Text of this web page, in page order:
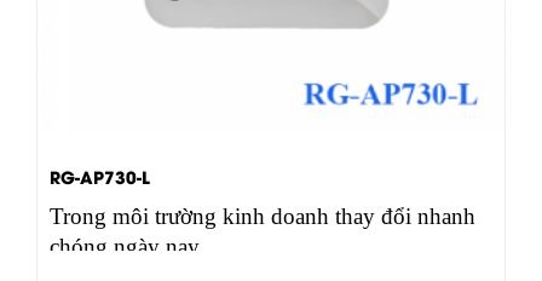
RG-AP730-L
Trong môi trường kinh doanh thay đổi nhanh
chóng ngày nay,…